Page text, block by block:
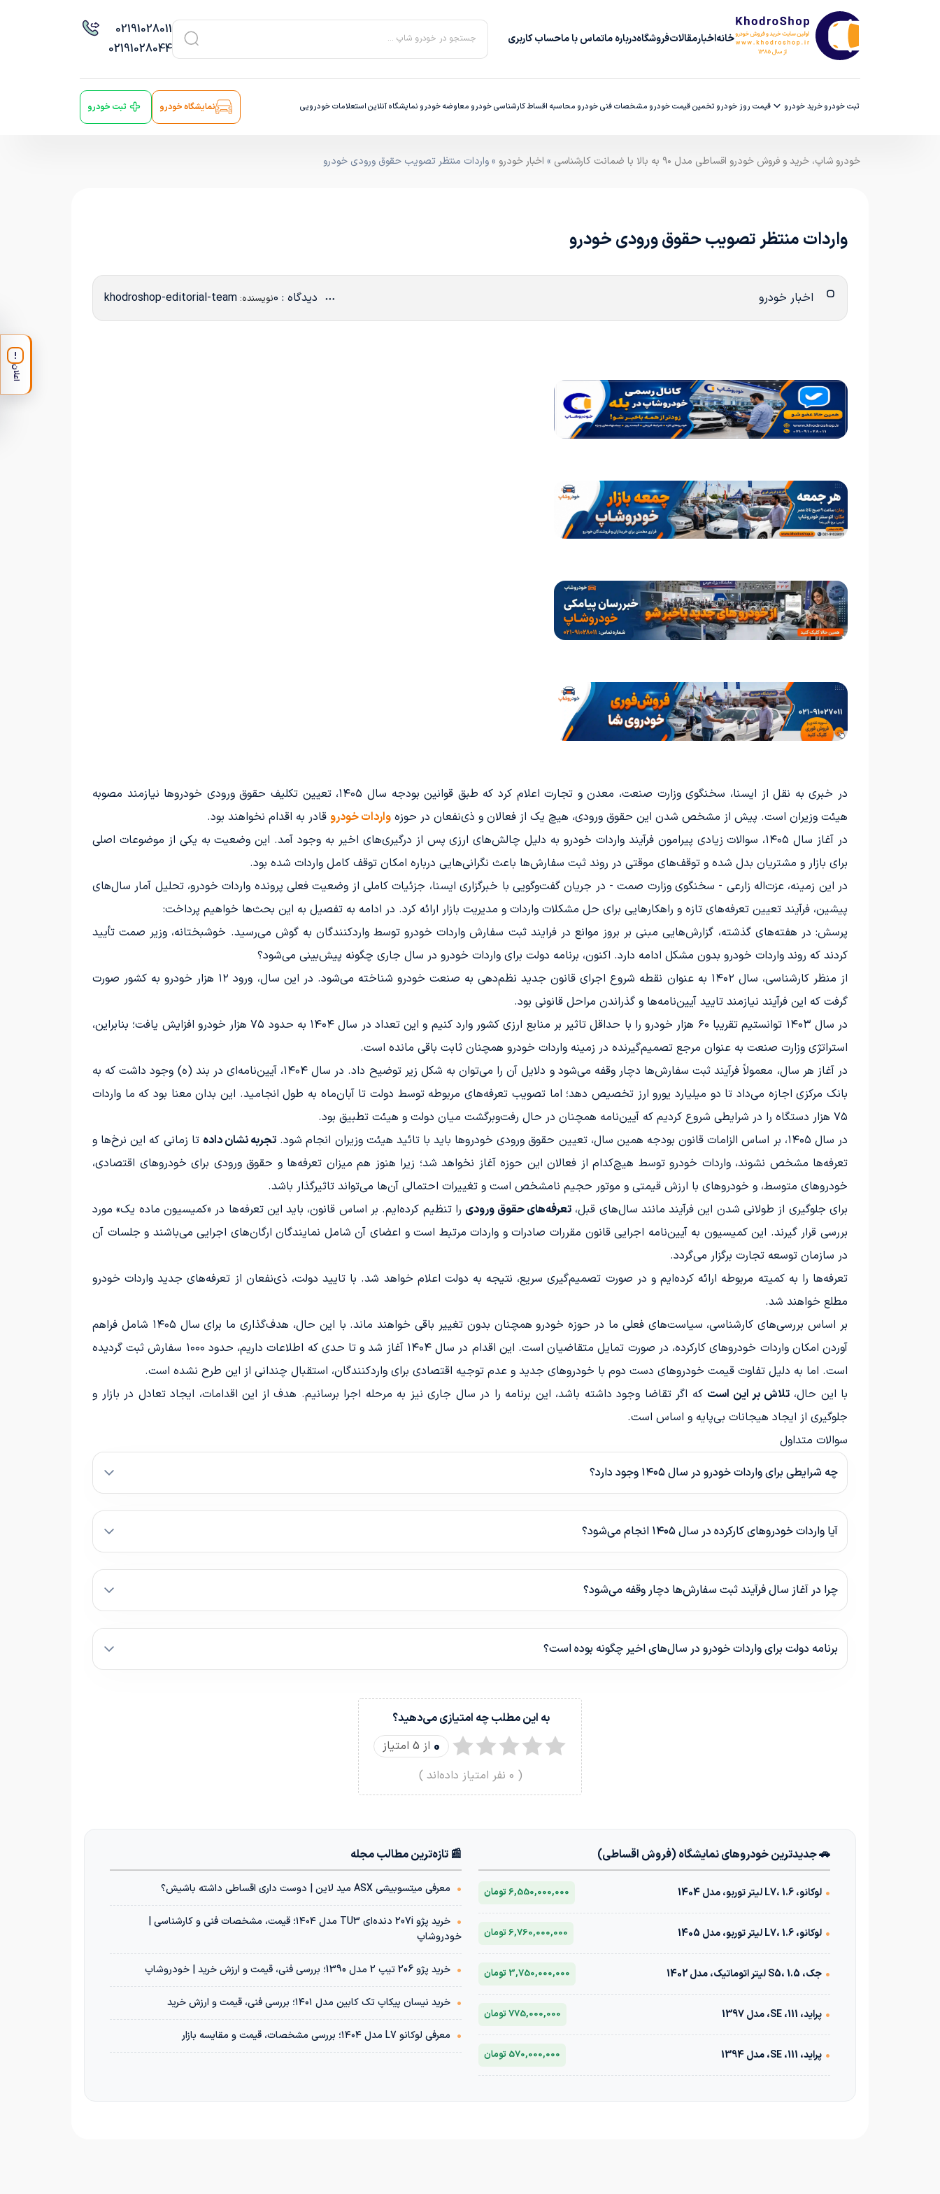
خانهاخبارمقالاتفروشگاهدرباره‌ ماتماس با ماحساب کاربری جستجو در خودرو شاپ ...
02191028011
02191028044
ثبت خودروخرید خودرو قیمت روز خودرو تخمین قیمت خودرو مشخصات فنی خودرو محاسبه اقساطکارشناسی خودرو معاوضه خودرو نمایشگاه آنلایناستعلامات خودرویی نمایشگاه خودرو ثبت خودرو
خودرو شاپ، خرید و فروش خودرو اقساطی مدل ۹۰ به بالا با ضمانت کارشناسی » اخبار خودرو » واردات منتظر تصویب حقوق ورودی خودرو
واردات منتظر تصویب حقوق ورودی خودرو
اخبار خودرو دیدگاه : 0 نویسنده: khodroshop-editorial-team
در خبری به نقل از ایسنا، سخنگوی وزارت صنعت، معدن و تجارت اعلام کرد که طبق قوانین بودجه سال ۱۴۰۵، تعیین تکلیف حقوق ورودی خودروها نیازمند مصوبه
هیئت وزیران است. پیش از مشخص شدن این حقوق ورودی، هیچ یک از فعالان و ذی‌نفعان در حوزه واردات خودرو قادر به اقدام نخواهند بود.
در آغاز سال ۱۴۰۵، سوالات زیادی پیرامون فرآیند واردات خودرو به دلیل چالش‌های ارزی پس از درگیری‌های اخیر به وجود آمد. این وضعیت به یکی از موضوعات اصلی
برای بازار و مشتریان بدل شده و توقف‌های موقتی در روند ثبت سفارش‌ها باعث نگرانی‌هایی درباره امکان توقف کامل واردات شده بود.
در این زمینه، عزت‌اله زارعی - سخنگوی وزارت صمت - در جریان گفت‌وگویی با خبرگزاری ایسنا، جزئیات کاملی از وضعیت فعلی پرونده واردات خودرو، تحلیل آمار سال‌های
پیشین، فرآیند تعیین تعرفه‌های تازه و راهکارهایی برای حل مشکلات واردات و مدیریت بازار ارائه کرد. در ادامه به تفصیل به این بحث‌ها خواهیم پرداخت:
پرسش: در هفته‌های گذشته، گزارش‌هایی مبنی بر بروز موانع در فرایند ثبت سفارش واردات خودرو توسط واردکنندگان به گوش می‌رسید. خوشبختانه، وزیر صمت تأیید
کردند که روند واردات خودرو بدون مشکل ادامه دارد. اکنون، برنامه دولت برای واردات خودرو در سال جاری چگونه پیش‌بینی می‌شود؟
از منظر کارشناسی، سال ۱۴۰۲ به عنوان نقطه شروع اجرای قانون جدید نظم‌دهی به صنعت خودرو شناخته می‌شود. در این سال، ورود ۱۲ هزار خودرو به کشور صورت
گرفت که این فرآیند نیازمند تایید آیین‌نامه‌ها و گذراندن مراحل قانونی بود.
در سال ۱۴۰۳ توانستیم تقریبا ۶۰ هزار خودرو را با حداقل تاثیر بر منابع ارزی کشور وارد کنیم و این تعداد در سال ۱۴۰۴ به حدود ۷۵ هزار خودرو افزایش یافت؛ بنابراین،
استراتژی وزارت صنعت به عنوان مرجع تصمیم‌گیرنده در زمینه واردات خودرو همچنان ثابت باقی مانده است.
در آغاز هر سال، معمولاً فرآیند ثبت سفارش‌ها دچار وقفه می‌شود و دلایل آن را می‌توان به شکل زیر توضیح داد. در سال ۱۴۰۴، آیین‌نامه‌ای در بند (ه) وجود داشت که به
بانک مرکزی اجازه می‌داد تا دو میلیارد یورو ارز تخصیص دهد؛ اما تصویب تعرفه‌های مربوطه توسط دولت تا آبان‌ماه به طول انجامید. این بدان معنا بود که ما واردات
۷۵ هزار دستگاه را در شرایطی شروع کردیم که آیین‌نامه همچنان در حال رفت‌وبرگشت میان دولت و هیئت تطبیق بود.
در سال ۱۴۰۵، بر اساس الزامات قانون بودجه همین سال، تعیین حقوق ورودی خودروها باید با تائید هیئت وزیران انجام شود.
تجربه نشان داده تا زمانی که این نرخ‌ها و
تعرفه‌ها مشخص نشوند، واردات خودرو توسط هیچ‌کدام از فعالان این حوزه آغاز نخواهد شد؛ زیرا هنوز هم میزان تعرفه‌ها و حقوق ورودی برای خودروهای اقتصادی،
خودروهای متوسط، و خودروهای با ارزش قیمتی و موتور حجیم نامشخص است و تغییرات احتمالی آن‌ها می‌تواند تاثیرگذار باشد.
برای جلوگیری از طولانی شدن این فرآیند مانند سال‌های قبل،تعرفه‌های حقوق ورودی را تنظیم کرده‌ایم. بر اساس قانون، باید این تعرفه‌ها در «کمیسیون ماده یک» مورد
بررسی قرار گیرند. این کمیسیون به آیین‌نامه اجرایی قانون مقررات صادرات و واردات مرتبط است و اعضای آن شامل نمایندگان ارگان‌های اجرایی می‌باشند و جلسات آن
در سازمان توسعه تجارت برگزار می‌گردد.
تعرفه‌ها را به کمیته مربوطه ارائه کرده‌ایم و در صورت تصمیم‌گیری سریع، نتیجه به دولت اعلام خواهد شد. با تایید دولت، ذی‌نفعان از تعرفه‌های جدید واردات خودرو
مطلع خواهند شد.
بر اساس بررسی‌های کارشناسی، سیاست‌های فعلی ما در حوزه خودرو همچنان بدون تغییر باقی خواهند ماند. با این حال، هدف‌گذاری ما برای سال ۱۴۰۵ شامل فراهم
آوردن امکان واردات خودروهای کارکرده، در صورت تمایل متقاضیان است. این اقدام در سال ۱۴۰۴ آغاز شد و تا حدی که اطلاعات داریم، حدود ۱۰۰۰ سفارش ثبت گردیده
است. اما به دلیل تفاوت قیمت خودروهای دست دوم با خودروهای جدید و عدم توجیه اقتصادی برای واردکنندگان، استقبال چندانی از این طرح نشده است.
با این حال،تلاش بر این است که اگر تقاضا وجود داشته باشد، این برنامه را در سال جاری نیز به مرحله اجرا برسانیم. هدف از این اقدامات، ایجاد تعادل در بازار و
جلوگیری از ایجاد هیجانات بی‌پایه و اساس است.
سوالات متداول
چه شرایطی برای واردات خودرو در سال ۱۴۰۵ وجود دارد؟
آیا واردات خودروهای کارکرده در سال ۱۴۰۵ انجام می‌شود؟
چرا در آغاز سال فرآیند ثبت سفارش‌ها دچار وقفه می‌شود؟
برنامه دولت برای واردات خودرو در سال‌های اخیر چگونه بوده است؟
به این مطلب چه امتیازی می‌دهید؟
0 از 5 امتیاز
(
0 نفر امتیاز داده‌اند )
🚗 جدیدترین خودروهای نمایشگاه (فروش اقساطی)
• لوکانو، L7، 1.6 لیتر توربو، مدل 1404 6,550,000,000 تومان
• لوکانو، L7، 1.6 لیتر توربو، مدل 1405 6,760,000,000 تومان
• جک، S5، 1.5 لیتر اتوماتیک، مدل 1402 3,750,000,000 تومان
• پراید، 111، SE، مدل 1397 775,000,000 تومان
• پراید، 111، SE، مدل 1394 570,000,000 تومان
📰 تازه‌ترین مطالب مجله
• معرفی میتسوبیشی ASX مید لاین | دوست داری اقساطی داشته باشیش؟
•
خرید پژو 207i دنده‌ای TU3 مدل ۱۴۰۴؛ قیمت، مشخصات فنی و کارشناسی |
خودروشاپ
• خرید پژو 206 تیپ 2 مدل 1390؛ بررسی فنی، قیمت و ارزش خرید | خودروشاپ
• خرید نیسان پیکاپ تک کابین مدل ۱۴۰۱؛ بررسی فنی، قیمت و ارزش خرید
• معرفی لوکانو L7 مدل ۱۴۰۴؛ بررسی مشخصات، قیمت و مقایسه بازار
!
اعلان